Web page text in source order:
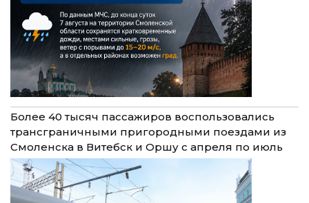
Более 40 тысяч пассажиров воспользовались
трансграничными пригородными поездами из
Смоленска в Витебск и Оршу с апреля по июль